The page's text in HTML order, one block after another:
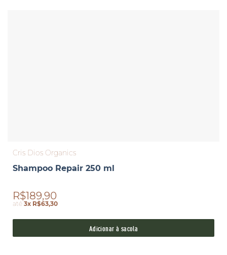
Cris Dios Organics
Shampoo Repair 250 ml
R$189,90
até3x R$63,30
Adicionar à sacola